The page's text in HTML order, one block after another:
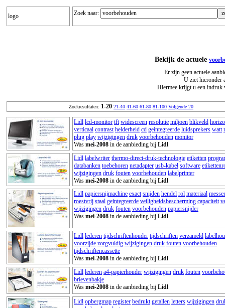
logo Zoek naar:
Bekijk de actuele
Er zijn geen actuele
U ziet hieronder
Hiermee krijgt u een indruk
Zoekresultaten: 1-20 21-40 41-60 61-80 81-100 Volgende 20
Lidl lcd-monitor tft widescreen resolutie miljoen blikveld
verticaal contrast helderheid cd geintegreerde luidsprekers watt
plug play wijzigingen druk voorbehouden monitor
Was mei-2008 in de aanbieding bij Lidl
Lidl labelwriter thermo-direct-druk-technologie etiketten
databanken toebehoren netadapter usb-kabel software
wijzigingen druk fouten voorbehouden labelprinter
Was mei-2008 in de aanbieding bij Lidl
Lidl papiersnijmachine exact snijden hendel rol materiaal
roestvrij staal geintegreerde veiligheidsbescherming capaciteit
wijzigingen druk fouten voorbehouden papiersnijder
Was mei-2008 in de aanbieding bij Lidl
Lidl lederen tijdschriftenhouder tijdschriften verzameld
voorzijde zorgvuldig wijzigingen druk fouten voorbehouden
tijdschriftencassette
Was mei-2008 in de aanbieding bij Lidl
Lidl lederen a4-papierhouder wijzigingen druk fouten
brievenbakje
Was mei-2008 in de aanbieding bij Lidl
Lidl opbergmap register bedrukt getallen letters wijzigingen